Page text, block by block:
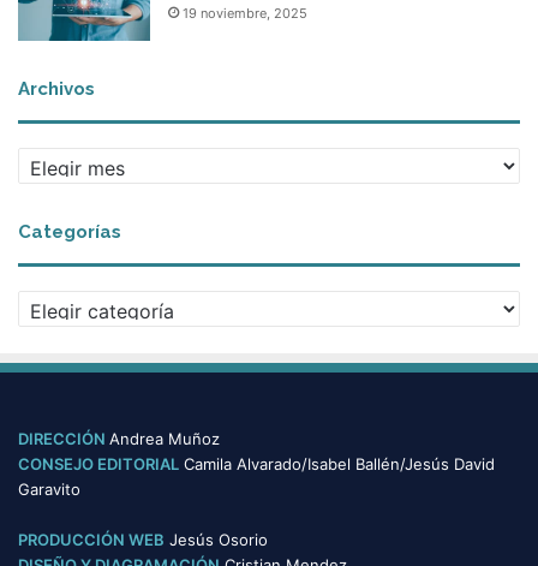
19 noviembre, 2025
Archivos
r
h
i
Categorías
a
e
o
r
s
DIRECCIÓN Andrea Muñoz
CONSEJO EDITORIAL Camila Alvarado/Isabel Ballén/Jesús David
Garavito
PRODUCCIÓN WEB Jesús Osorio